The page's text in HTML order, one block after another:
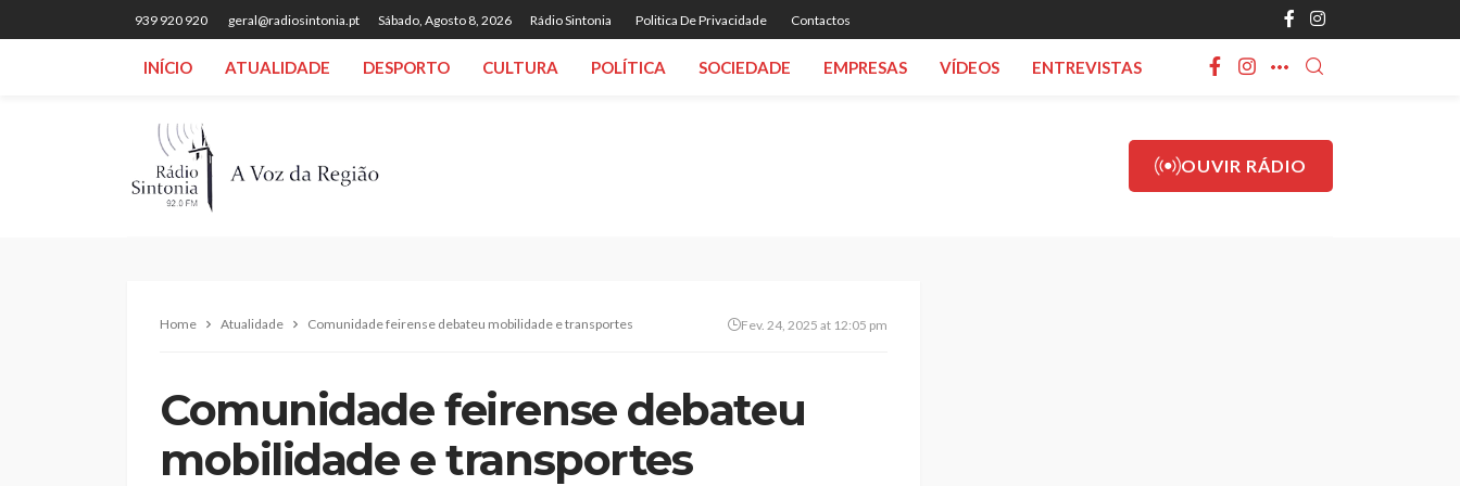
939 920 920 geral@radiosintonia.pt Sábado, Agosto 8, 2026 Rádio Sintonia Politica De Privacidade Contactos
INÍCIO ATUALIDADE DESPORTO CULTURA POLÍTICA SOCIEDADE EMPRESAS VÍDEOS ENTREVISTAS
OUVIR RÁDIO
Home Atualidade Comunidade feirense debateu mobilidade e transportes Fev. 24, 2025 at 12:05 pm
Comunidade feirense debateu
mobilidade e transportes